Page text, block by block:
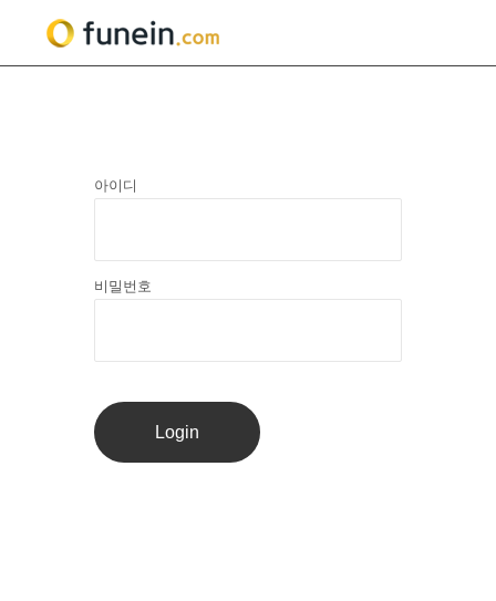
아이디
비밀번호
Login